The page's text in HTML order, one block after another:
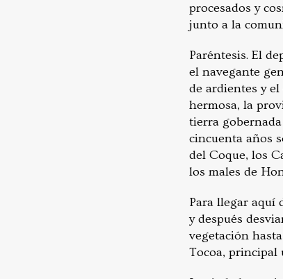
procesados y
junto a la
Paréntesis. El
el navegante
de ardientes y
hermosa, la
tierra
cincuenta años
del Coque, los
los males de
Para llegar aquí
y después
vegetación
Tocoa, principal